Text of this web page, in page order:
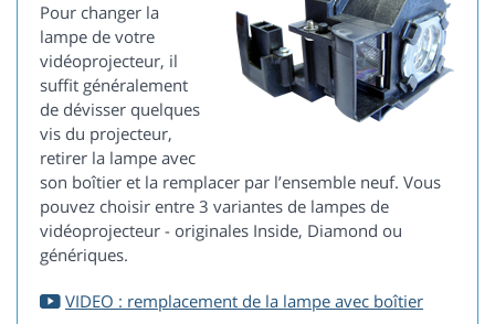
Pour changer la
lampe de votre
vidéoprojecteur, il
suffit généralement
de dévisser quelques
vis du projecteur,
retirer la lampe avec
son boîtier et la remplacer par l’ensemble neuf. Vous
pouvez choisir entre 3 variantes de lampes de
vidéoprojecteur - originales Inside, Diamond ou
génériques.
VIDEO : remplacement de la lampe avec boîtier